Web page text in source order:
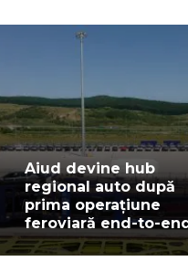
Aiud devine hub
regional auto după
prima operațiune
feroviară end-to-